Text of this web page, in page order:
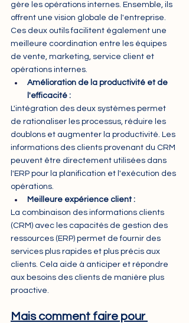
gère les opérations internes. Ensemble, ils
offrent une vision globale de l'entreprise.
Ces deux outils facilitent également une
meilleure coordination entre les équipes
de vente, marketing, service client et
opérations internes.
Amélioration de la productivité et de
l'efficacité :
L'intégration des deux systèmes permet
de rationaliser les processus, réduire les
doublons et augmenter la productivité. Les
informations des clients provenant du CRM
peuvent être directement utilisées dans
l'ERP pour la planification et l'exécution des
opérations.
Meilleure expérience client :
La combinaison des informations clients
(CRM) avec les capacités de gestion des
ressources (ERP) permet de fournir des
services plus rapides et plus précis aux
clients. Cela aide à anticiper et répondre
aux besoins des clients de manière plus
proactive.
Mais comment faire pour